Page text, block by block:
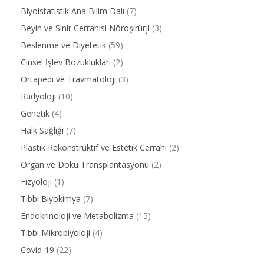
Biyoistatistik Ana Bilim Dalı (7)
Beyin ve Sinir Cerrahisi Nöroşirürji (3)
Beslenme ve Diyetetik (59)
Cinsel İşlev Bozuklukları (2)
Ortapedi ve Travmatoloji (3)
Radyoloji (10)
Genetik (4)
Halk Sağlığı (7)
Plastik Rekonstrüktif ve Estetik Cerrahi (2)
Organ ve Doku Transplantasyonu (2)
Fizyoloji (1)
Tıbbi Biyokimya (7)
Endokrinoloji ve Metabolizma (15)
Tıbbi Mikrobiyoloji (4)
Covid-19 (22)